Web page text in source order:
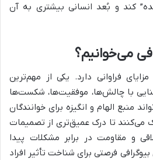
کند و بُعد انسانی بیشتری به آن
می‌خوانیم؟
فراوانی دارد. یکی از مهم‌ترین
با چالش‌ها، موفقیت‌ها، شکست‌ها
منبع الهام و انگیزه برای خوانندگان
می‌کنند تا درک عمیق‌تری از تصمیمات
و مقاومت در برابر مشکلات پیدا
فرصتی برای شناخت تأثیر افراد